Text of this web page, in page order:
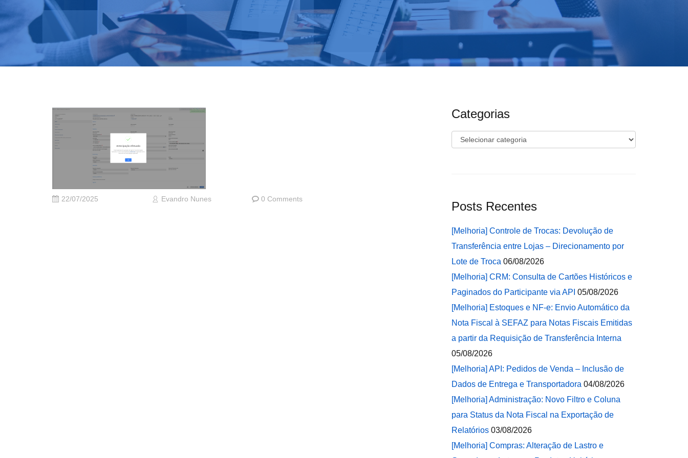
22/07/2025 Evandro Nunes 0 Comments
Categorias
Categorias
Posts Recentes
[Melhoria] Controle de Trocas: Devolução de
Transferência entre Lojas – Direcionamento por
Lote de Troca 06/08/2026
[Melhoria] CRM: Consulta de Cartões Históricos e
Paginados do Participante via API 05/08/2026
[Melhoria] Estoques e NF-e: Envio Automático da
Nota Fiscal à SEFAZ para Notas Fiscais Emitidas
a partir da Requisição de Transferência Interna
05/08/2026
[Melhoria] API: Pedidos de Venda – Inclusão de
Dados de Entrega e Transportadora 04/08/2026
[Melhoria] Administração: Novo Filtro e Coluna
para Status da Nota Fiscal na Exportação de
Relatórios 03/08/2026
[Melhoria] Compras: Alteração de Lastro e